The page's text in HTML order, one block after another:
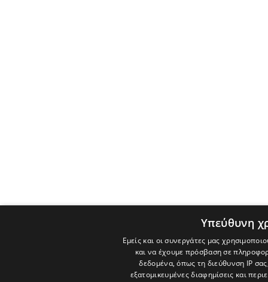
Υπεύθυνη
Εμείς και οι συνεργάτες μας
και να έχουμε πρόσβαση σε
δεδομένα, όπως τη διεύθυνση IP
εξατομικευμένες διαφημίσεις και